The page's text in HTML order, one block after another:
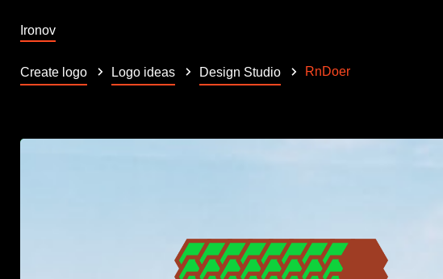
Ironov
Create logo Logo ideas Design Studio RnDoer